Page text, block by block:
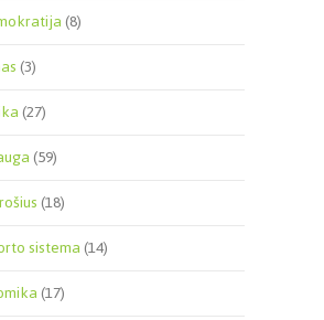
(8)
(3)
(27)
(59)
(18)
sistema(14)
(17)